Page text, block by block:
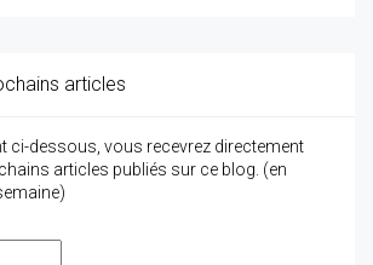
articles
ci-dessous, vous recevrez directement
articles publiés sur ce blog. (en